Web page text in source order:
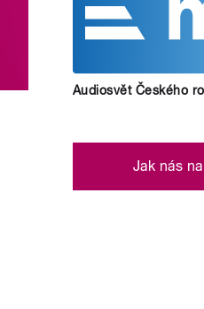
Audiosvět Českého
Jak nás